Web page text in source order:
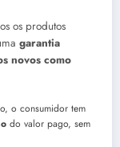
os produtos
garantia
novos como
o consumidor tem
do valor pago, sem